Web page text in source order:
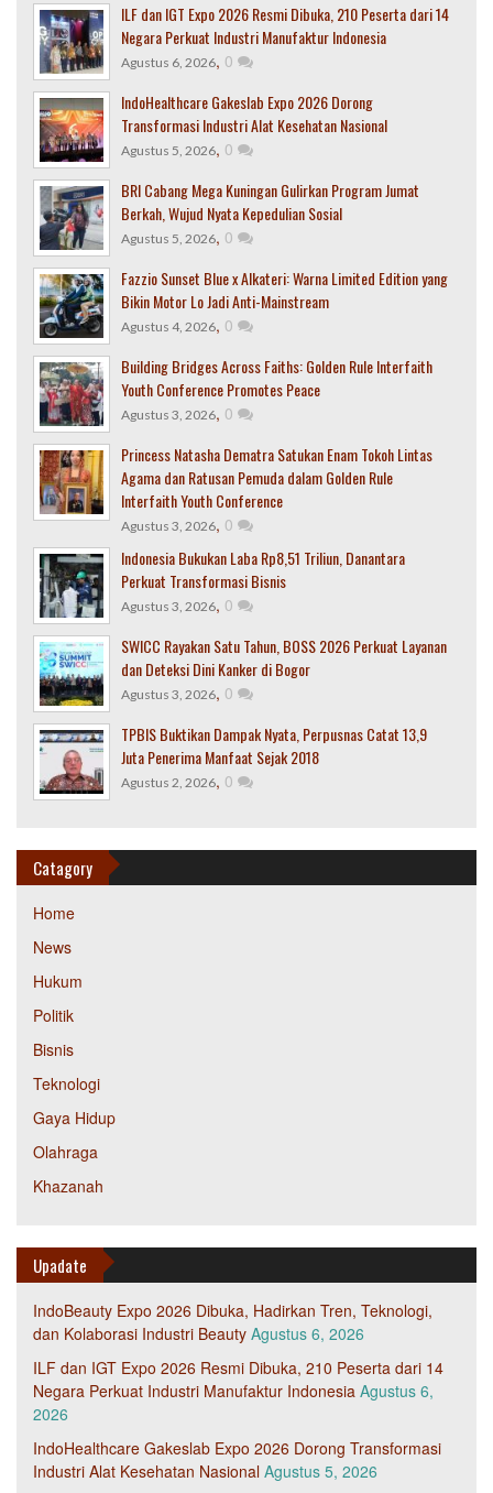
ILF dan IGT Expo 2026 Resmi Dibuka, 210 Peserta dari 14
Negara Perkuat Industri Manufaktur Indonesia
Agustus 6, 2026, 0
IndoHealthcare Gakeslab Expo 2026 Dorong
Transformasi Industri Alat Kesehatan Nasional
Agustus 5, 2026, 0
BRI Cabang Mega Kuningan Gulirkan Program Jumat
Berkah, Wujud Nyata Kepedulian Sosial
Agustus 5, 2026, 0
Fazzio Sunset Blue x Alkateri: Warna Limited Edition yang
Bikin Motor Lo Jadi Anti-Mainstream
Agustus 4, 2026, 0
Building Bridges Across Faiths: Golden Rule Interfaith
Youth Conference Promotes Peace
Agustus 3, 2026, 0
Princess Natasha Dematra Satukan Enam Tokoh Lintas
Agama dan Ratusan Pemuda dalam Golden Rule
Interfaith Youth Conference
Agustus 3, 2026, 0
Indonesia Bukukan Laba Rp8,51 Triliun, Danantara
Perkuat Transformasi Bisnis
Agustus 3, 2026, 0
SWICC Rayakan Satu Tahun, BOSS 2026 Perkuat Layanan
dan Deteksi Dini Kanker di Bogor
Agustus 3, 2026, 0
TPBIS Buktikan Dampak Nyata, Perpusnas Catat 13,9
Juta Penerima Manfaat Sejak 2018
Agustus 2, 2026, 0
Catagory
Home
News
Hukum
Politik
Bisnis
Teknologi
Gaya Hidup
Olahraga
Khazanah
Upadate
IndoBeauty Expo 2026 Dibuka, Hadirkan Tren, Teknologi,
dan Kolaborasi Industri Beauty Agustus 6, 2026
ILF dan IGT Expo 2026 Resmi Dibuka, 210 Peserta dari 14
Negara Perkuat Industri Manufaktur Indonesia Agustus 6,
2026
IndoHealthcare Gakeslab Expo 2026 Dorong Transformasi
Industri Alat Kesehatan Nasional Agustus 5, 2026